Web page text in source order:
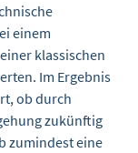
einem
klassischen
Im Ergebnis
ob durch
zukünftig
zumindest eine